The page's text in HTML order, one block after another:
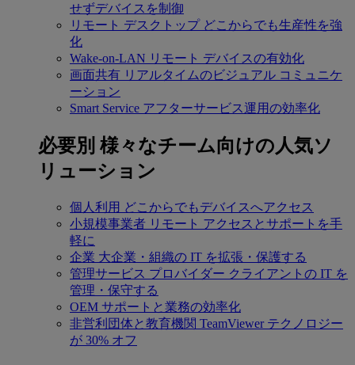
せずデバイスを制御
リモート デスクトップ どこからでも生産性を強
化
Wake-on-LAN リモート デバイスの有効化
画面共有 リアルタイムのビジュアル コミュニケ
ーション
Smart Service アフターサービス運用の効率化
必要別 様々なチーム向けの人気ソ
リューション
個人利用 どこからでもデバイスへアクセス
小規模事業者 リモート アクセスとサポートを手
軽に
企業 大企業・組織の IT を拡張・保護する
管理サービス プロバイダー クライアントの IT を
管理・保守する
OEM サポートと業務の効率化
非営利団体と教育機関 TeamViewer テクノロジー
が 30% オフ